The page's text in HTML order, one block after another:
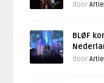
door
BLØF
door